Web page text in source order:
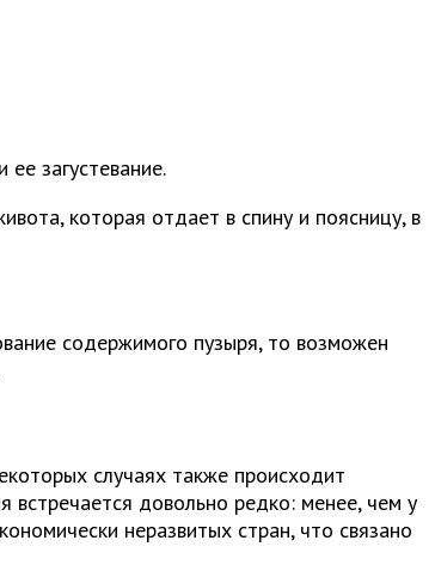
загустевание.
которая отдает в спину и поясницу, в
содержимого пузыря, то возможен
случаях также происходит
встречается довольно редко: менее, чем у
неразвитых стран, что связано